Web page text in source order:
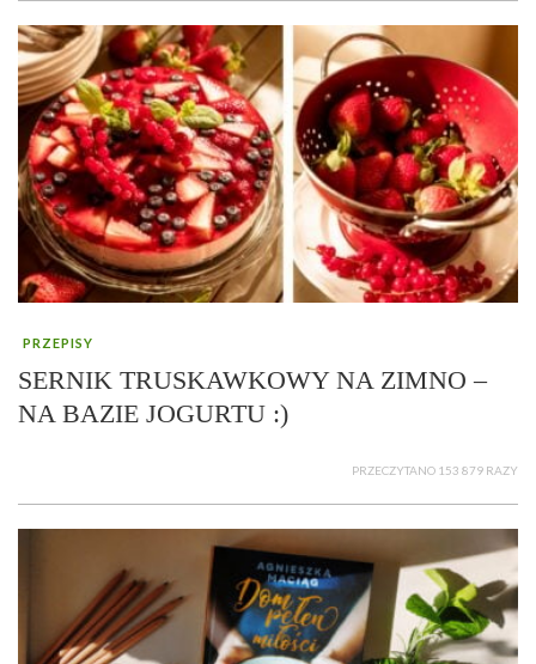
PRZEPISY
SERNIK TRUSKAWKOWY NA ZIMNO –
NA BAZIE JOGURTU :)
PRZECZYTANO 153 879 RAZY